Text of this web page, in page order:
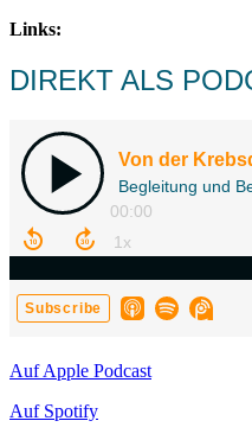
Links:
DIREKT ALS
Auf Apple Podcast
Auf Spotify